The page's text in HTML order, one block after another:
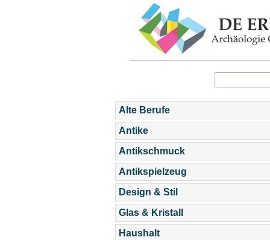
Alte Berufe
Antike
Antikschmuck
Antikspielzeug
Design & Stil
Glas & Kristall
Haushalt